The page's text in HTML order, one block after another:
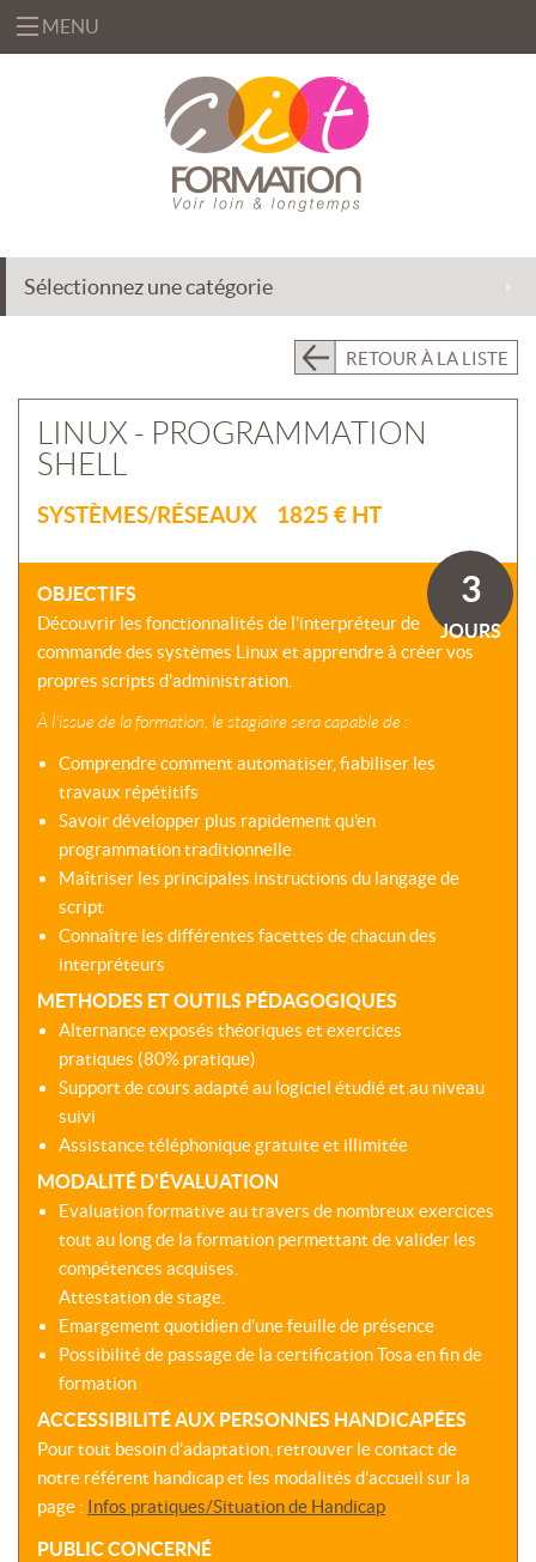
MENU
INFORMATIQUE
MANAGEMENT
&
FORMATION
DÉLÉGATION
FORMATEURS
ASSISTANCE
DÉVELOPPEMENT
CPF
ACCORD
ENTREPRISES
CENTRE
PRÉSENTIEL
INTRA
PRÉSENTIEL
COACHING
SÉMINAIRES
BLENDED
MULTI-
MODALES
DIRIGEANT
QUI
NOUS
PRÉSENTATION
DÉMARCHE
ÉQUIPES
ACTIONS
COLLECTIVES
NOTRE
CENTRE
RÉSEAU
Sélectionnez une catégorie
RETOUR À LA LISTE
LINUX - PROGRAMMATION
SHELL
SYSTÈMES/RÉSEAUX 1825 € HT
OBJECTIFS
Découvrir les fonctionnalités de l'interpréteur de
commande des systèmes Linux et apprendre à créer vos
propres scripts d'administration.
À l'issue de la formation, le stagiaire sera capable de :
Comprendre comment automatiser, fiabiliser les
travaux répétitifs
Savoir développer plus rapidement qu'en
programmation traditionnelle
Maîtriser les principales instructions du langage de
script
Connaître les différentes facettes de chacun des
interpréteurs
METHODES ET OUTILS PÉDAGOGIQUES
Alternance exposés théoriques et exercices
pratiques (80% pratique)
Support de cours adapté au logiciel étudié et au niveau
suivi
Assistance téléphonique gratuite et illimitée
MODALITÉ D'ÉVALUATION
Evaluation formative au travers de nombreux exercices
tout au long de la formation permettant de valider les
compétences acquises.
Attestation de stage.
Emargement quotidien d’une feuille de présence
Possibilité de passage de la certification Tosa en fin de
formation
ACCESSIBILITÉ AUX PERSONNES HANDICAPÉES
Pour tout besoin d’adaptation, retrouver le contact de
notre référent handicap et les modalités d’accueil sur la
page : Infos pratiques/Situation de Handicap
PUBLIC CONCERNÉ
3
JOURS